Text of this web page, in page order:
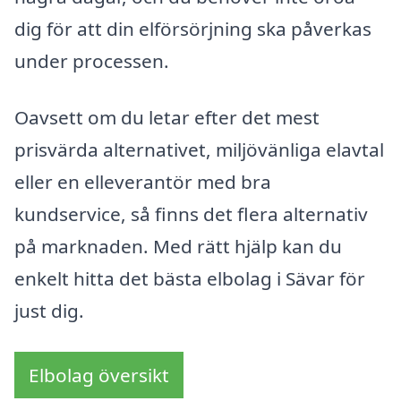
dig för att din elförsörjning ska påverkas
under processen.
Oavsett om du letar efter det mest
prisvärda alternativet, miljövänliga elavtal
eller en elleverantör med bra
kundservice, så finns det flera alternativ
på marknaden. Med rätt hjälp kan du
enkelt hitta det bästa elbolag i Sävar för
just dig.
Elbolag översikt